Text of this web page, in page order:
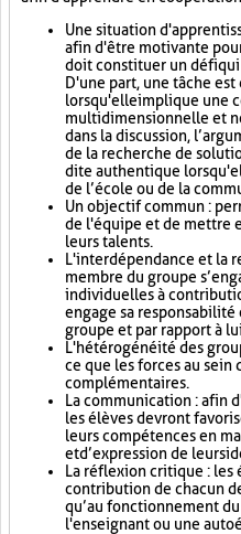
Une situation
afin d'être motivante
doit constituer un défi
D'une part, une tâche
lorsqu'elle implique une
multidimensionnelle et
dans la discussion,
de la recherche de
dite authentique
de l’école ou de la
Un objectif commun :
de l'équipe et de mettre
leurs talents.
L'interdépendance et la
membre du groupe
individuelles à
engage sa responsabilité
groupe et par rapport à
L'hétérogénéité des
ce que les forces au
complémentaires.
La communication : afin
les élèves devront
leurs compétences en
et d’expression de leurs
La réflexion critique : les
contribution de chacun
qu’au fonctionnement
l'enseignant ou une